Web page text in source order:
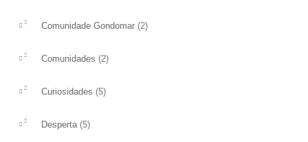
Comunidade Gondomar (2)
Comunidades (2)
Curiosidades (5)
Desperta (5)